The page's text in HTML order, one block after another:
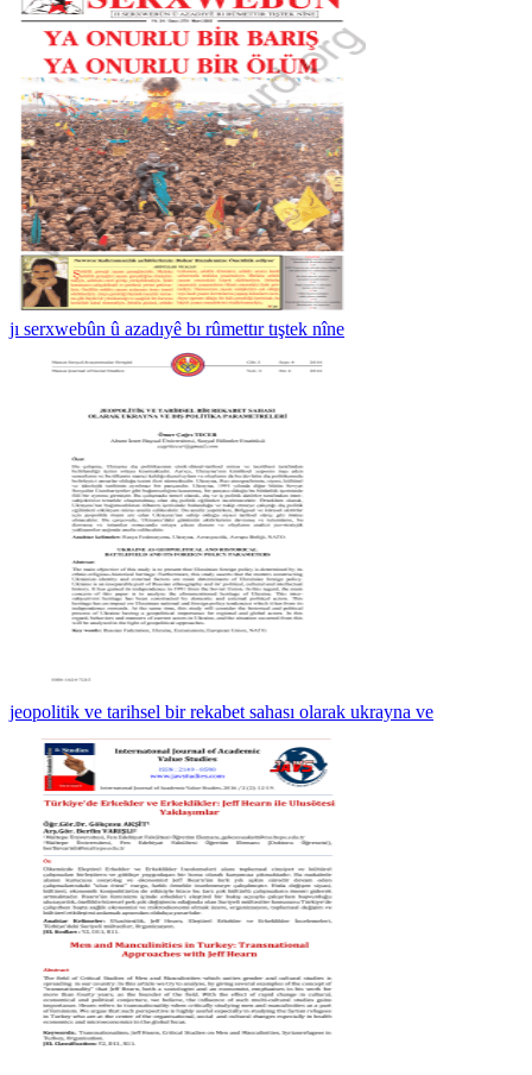
jı serxwebûn û azadıyê bı rûmettır tıştek nîne
jeopolitik ve tarihsel bir rekabet sahası olarak ukrayna ve